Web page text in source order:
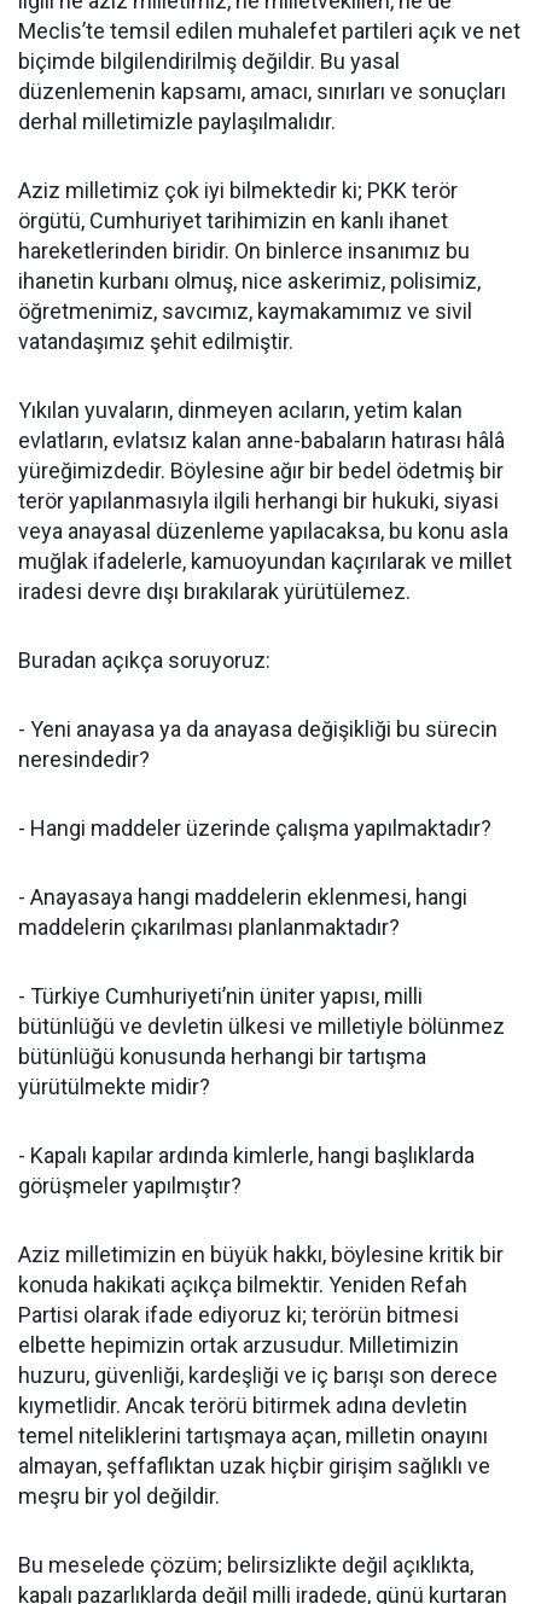
Meclis’te temsil edilen muhalefet partileri açık ve net
biçimde bilgilendirilmiş değildir. Bu yasal
düzenlemenin kapsamı, amacı, sınırları ve sonuçları
derhal milletimizle paylaşılmalıdır.
Aziz milletimiz çok iyi bilmektedir ki; PKK terör
örgütü, Cumhuriyet tarihimizin en kanlı ihanet
hareketlerinden biridir. On binlerce insanımız bu
ihanetin kurbanı olmuş, nice askerimiz, polisimiz,
öğretmenimiz, savcımız, kaymakamımız ve sivil
vatandaşımız şehit edilmiştir.
Yıkılan yuvaların, dinmeyen acıların, yetim kalan
evlatların, evlatsız kalan anne-babaların hatırası hâlâ
yüreğimizdedir. Böylesine ağır bir bedel ödetmiş bir
terör yapılanmasıyla ilgili herhangi bir hukuki, siyasi
veya anayasal düzenleme yapılacaksa, bu konu asla
muğlak ifadelerle, kamuoyundan kaçırılarak ve millet
iradesi devre dışı bırakılarak yürütülemez.
Buradan açıkça soruyoruz:
- Yeni anayasa ya da anayasa değişikliği bu sürecin
neresindedir?
- Hangi maddeler üzerinde çalışma yapılmaktadır?
- Anayasaya hangi maddelerin eklenmesi, hangi
maddelerin çıkarılması planlanmaktadır?
- Türkiye Cumhuriyeti’nin üniter yapısı, milli
bütünlüğü ve devletin ülkesi ve milletiyle bölünmez
bütünlüğü konusunda herhangi bir tartışma
yürütülmekte midir?
- Kapalı kapılar ardında kimlerle, hangi başlıklarda
görüşmeler yapılmıştır?
Aziz milletimizin en büyük hakkı, böylesine kritik bir
konuda hakikati açıkça bilmektir. Yeniden Refah
Partisi olarak ifade ediyoruz ki; terörün bitmesi
elbette hepimizin ortak arzusudur. Milletimizin
huzuru, güvenliği, kardeşliği ve iç barışı son derece
kıymetlidir. Ancak terörü bitirmek adına devletin
temel niteliklerini tartışmaya açan, milletin onayını
almayan, şeffaflıktan uzak hiçbir girişim sağlıklı ve
meşru bir yol değildir.
Bu meselede çözüm; belirsizlikte değil açıklıkta,
kapalı pazarlıklarda değil milli iradede, günü kurtaran